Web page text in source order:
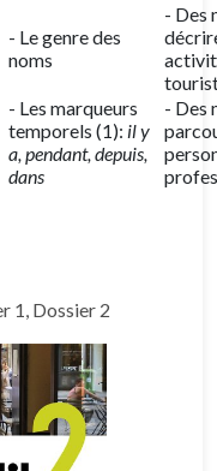
- Le genre des
noms
- Des
- Les marqueurs
temporels (1): il y
a, pendant, depuis,
dans
- Des
1, Dossier 2